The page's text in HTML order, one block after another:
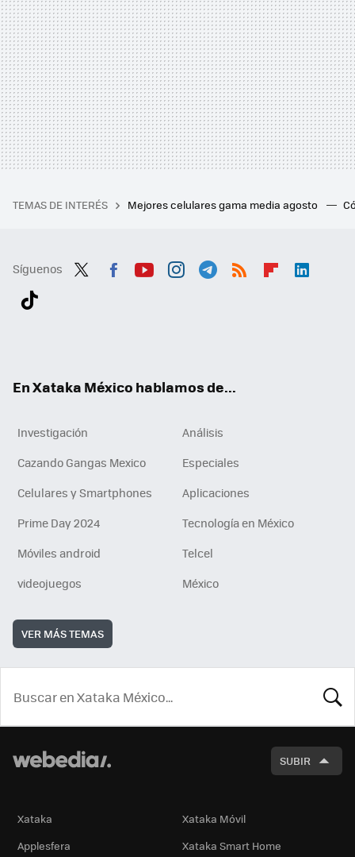
TEMAS DE INTERÉS Mejores celulares gama media agosto
Síguenos
En Xataka México hablamos de...
Investigación
Análisis
Cazando Gangas Mexico
Especiales
Celulares y Smartphones
Aplicaciones
Prime Day 2024
Tecnología en México
Móviles android
Telcel
videojuegos
México
VER MÁS TEMAS
SUBIR
Xataka
Xataka Móvil
Applesfera
Xataka Smart Home